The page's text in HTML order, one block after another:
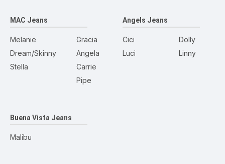
MAC Jeans
Melanie
Dream/Skinny
Stella
Gracia
Angela
Carrie
Pipe
Angels Jeans
Cici
Luci
Dolly
Linny
Buena Vista Jeans
Malibu